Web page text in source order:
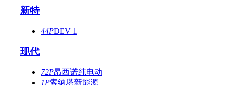
新特
44PDEV 1
现代
72P昂西诺纯电动
1P索纳塔新能源